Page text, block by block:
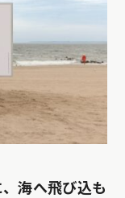
海へ飛び込も